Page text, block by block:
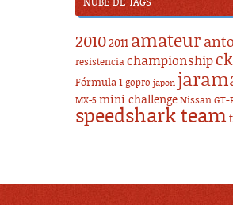
NUBE DE TAGS
20102011 amateur
resistencia championship
Fórmula 1 gopro japon
MX-5 mini challenge Nissan GT-
speedshark team